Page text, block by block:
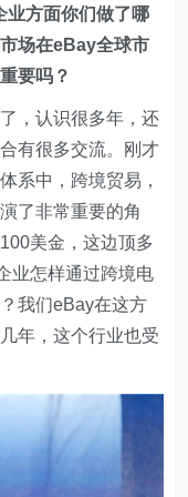
业方面你们做了哪
场在eBay全球市
要吗？
，认识很多年，还
有很多交流。刚才
系中，跨境贸易，
了非常重要的角
美金，这边顶多
业怎样通过跨境电
我们eBay在这方
年，这个行业也受